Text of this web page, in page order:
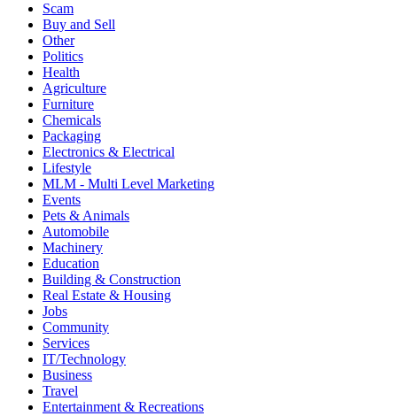
Scam
Buy and Sell
Other
Politics
Health
Agriculture
Furniture
Chemicals
Packaging
Electronics & Electrical
Lifestyle
MLM - Multi Level Marketing
Events
Pets & Animals
Automobile
Machinery
Education
Building & Construction
Real Estate & Housing
Jobs
Community
Services
IT/Technology
Business
Travel
Entertainment & Recreations